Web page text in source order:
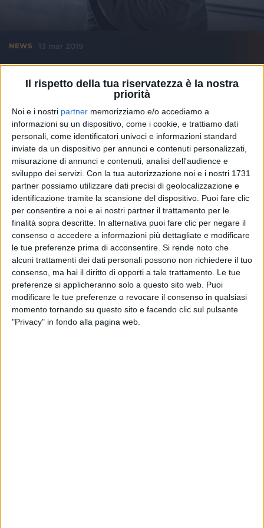
Il rispetto della tua riservatezza è la nostra
priorità
Noi e i nostri partner memorizziamo e/o accediamo a
informazioni su un dispositivo, come i cookie, e trattiamo dati
personali, come identificatori univoci e informazioni standard
inviate da un dispositivo per annunci e contenuti personalizzati,
misurazione di annunci e contenuti, analisi dell'audience e
sviluppo dei servizi. Con la tua autorizzazione noi e i nostri 1731
partner possiamo utilizzare dati precisi di geolocalizzazione e
identificazione tramite la scansione del dispositivo. Puoi fare clic
per consentire a noi e ai nostri partner il trattamento per le
finalità sopra descritte. In alternativa puoi fare clic per negare il
consenso o accedere a informazioni più dettagliate e modificare
le tue preferenze prima di acconsentire. Si rende noto che
alcuni trattamenti dei dati personali possono non richiedere il tuo
consenso, ma hai il diritto di opporti a tale trattamento. Le tue
preferenze si applicheranno solo a questo sito web. Puoi
modificare le tue preferenze o revocare il consenso in qualsiasi
momento tornando su questo sito e facendo clic sul pulsante
"Privacy" in fondo alla pagina web.
NEWS 13 mar 2019
duetto con Giulia Jean
Nel video la coppia teen dei social Edoardo Esposito
e Rosalba Andolfi
06 lug 2018
Radio Italia Rap diventa “Emo” con